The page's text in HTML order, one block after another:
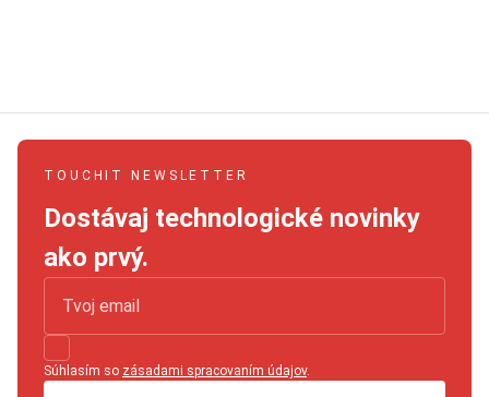
TOUCHIT NEWSLETTER
Dostávaj technologické novinky
ako prvý.
Súhlasím so zásadami spracovaním údajov.